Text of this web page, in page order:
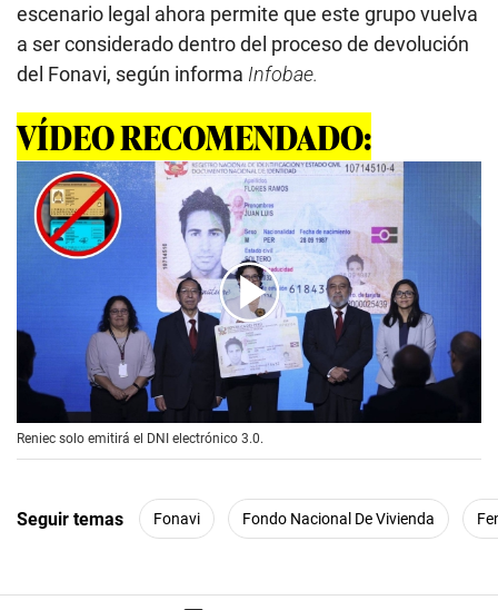
escenario legal ahora permite que este grupo vuelva
a ser considerado dentro del proceso de devolución
del Fonavi, según informa Infobae.
VÍDEO RECOMENDADO:
00:00 01:29
Reniec solo emitirá el DNI electrónico 3.0.
Seguir temas Fonavi Fondo Nacional De Vivienda